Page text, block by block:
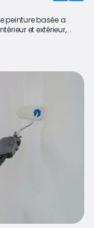
peinture basée a
et extérieur,...